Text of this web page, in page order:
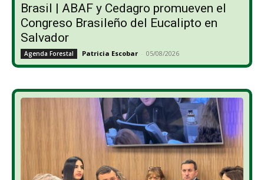
Brasil | ABAF y Cedagro promueven el
Congreso Brasileño del Eucalipto en
Salvador
Agenda Forestal Patricia Escobar - 05/08/2026